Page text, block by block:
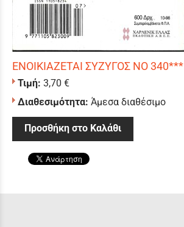
ΕΝΟΙΚΙΑΖΕΤΑΙ ΣΥΖΥΓΟΣ ΝΟ 340***
Τιμή: 3,70 €
Διαθεσιμότητα: Άμεσα διαθέσιμο
Προσθήκη στο Καλάθι